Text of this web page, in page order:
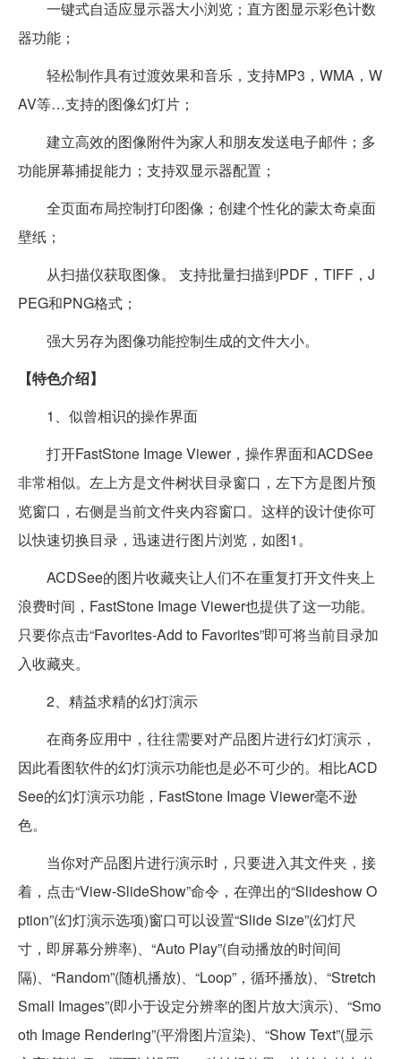
一键式自适应显示器大小浏览；直方图显示彩色计数
器功能；
轻松制作具有过渡效果和音乐，支持MP3，WMA，W
AV等…支持的图像幻灯片；
建立高效的图像附件为家人和朋友发送电子邮件；多
功能屏幕捕捉能力；支持双显示器配置；
全页面布局控制打印图像；创建个性化的蒙太奇桌面
壁纸；
从扫描仪获取图像。 支持批量扫描到PDF，TIFF，J
PEG和PNG格式；
强大另存为图像功能控制生成的文件大小。
【特色介绍】
1、似曾相识的操作界面
打开FastStone Image Viewer，操作界面和ACDSee
非常相似。左上方是文件树状目录窗口，左下方是图片预
览窗口，右侧是当前文件夹内容窗口。这样的设计使你可
以快速切换目录，迅速进行图片浏览，如图1。
ACDSee的图片收藏夹让人们不在重复打开文件夹上
浪费时间，FastStone Image Viewer也提供了这一功能。
只要你点击“Favorites-Add to Favorites”即可将当前目录加
入收藏夹。
2、精益求精的幻灯演示
在商务应用中，往往需要对产品图片进行幻灯演示，
因此看图软件的幻灯演示功能也是必不可少的。相比ACD
See的幻灯演示功能，FastStone Image Viewer毫不逊
色。
当你对产品图片进行演示时，只要进入其文件夹，接
着，点击“View-SlideShow”命令，在弹出的“Slideshow O
ption”(幻灯演示选项)窗口可以设置“Slide Size”(幻灯尺
寸，即屏幕分辨率)、“Auto Play”(自动播放的时间间
隔)、“Random”(随机播放)、“Loop”，循环播放)、“Stretch
Small Images”(即小于设定分辨率的图片放大演示)、“Smo
oth Image Rendering”(平滑图片渲染)、“Show Text”(显示